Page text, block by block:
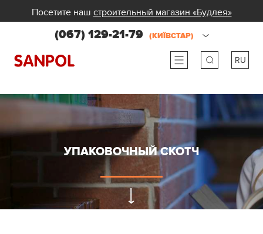
Посетите наш строительный магазин «Будлея»
(067) 129-21-79 (КИЇВСТАР)
RU
ua
УПАКОВОЧНЫЙ СКОТЧ